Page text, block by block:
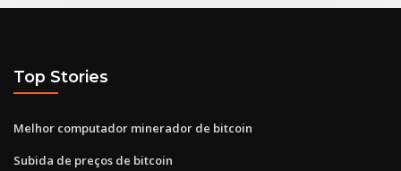
Top Stories
Melhor computador minerador de bitcoin
Subida de preços de bitcoin